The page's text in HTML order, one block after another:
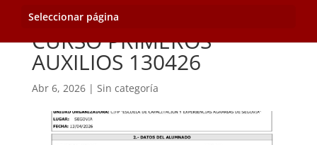
Seleccionar página
CURSO PRIMEROS
AUXILIOS 130426
Abr 6, 2026| Sin categoría